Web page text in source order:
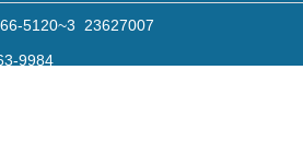
5120~3 23627007
9984